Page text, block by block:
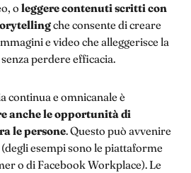
o leggere contenuti scritti con
che consente di creare
e video che alleggerisce la
perdere efficacia.
continua e omnicanale è
anche le opportunità di
le persone. Questo può avvenire
(degli esempi sono le piattaforme
o di Facebook Workplace). Le